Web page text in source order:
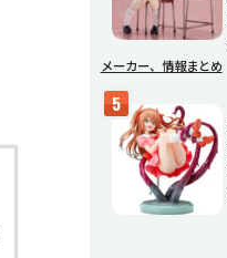
メーカー、情報まとめ